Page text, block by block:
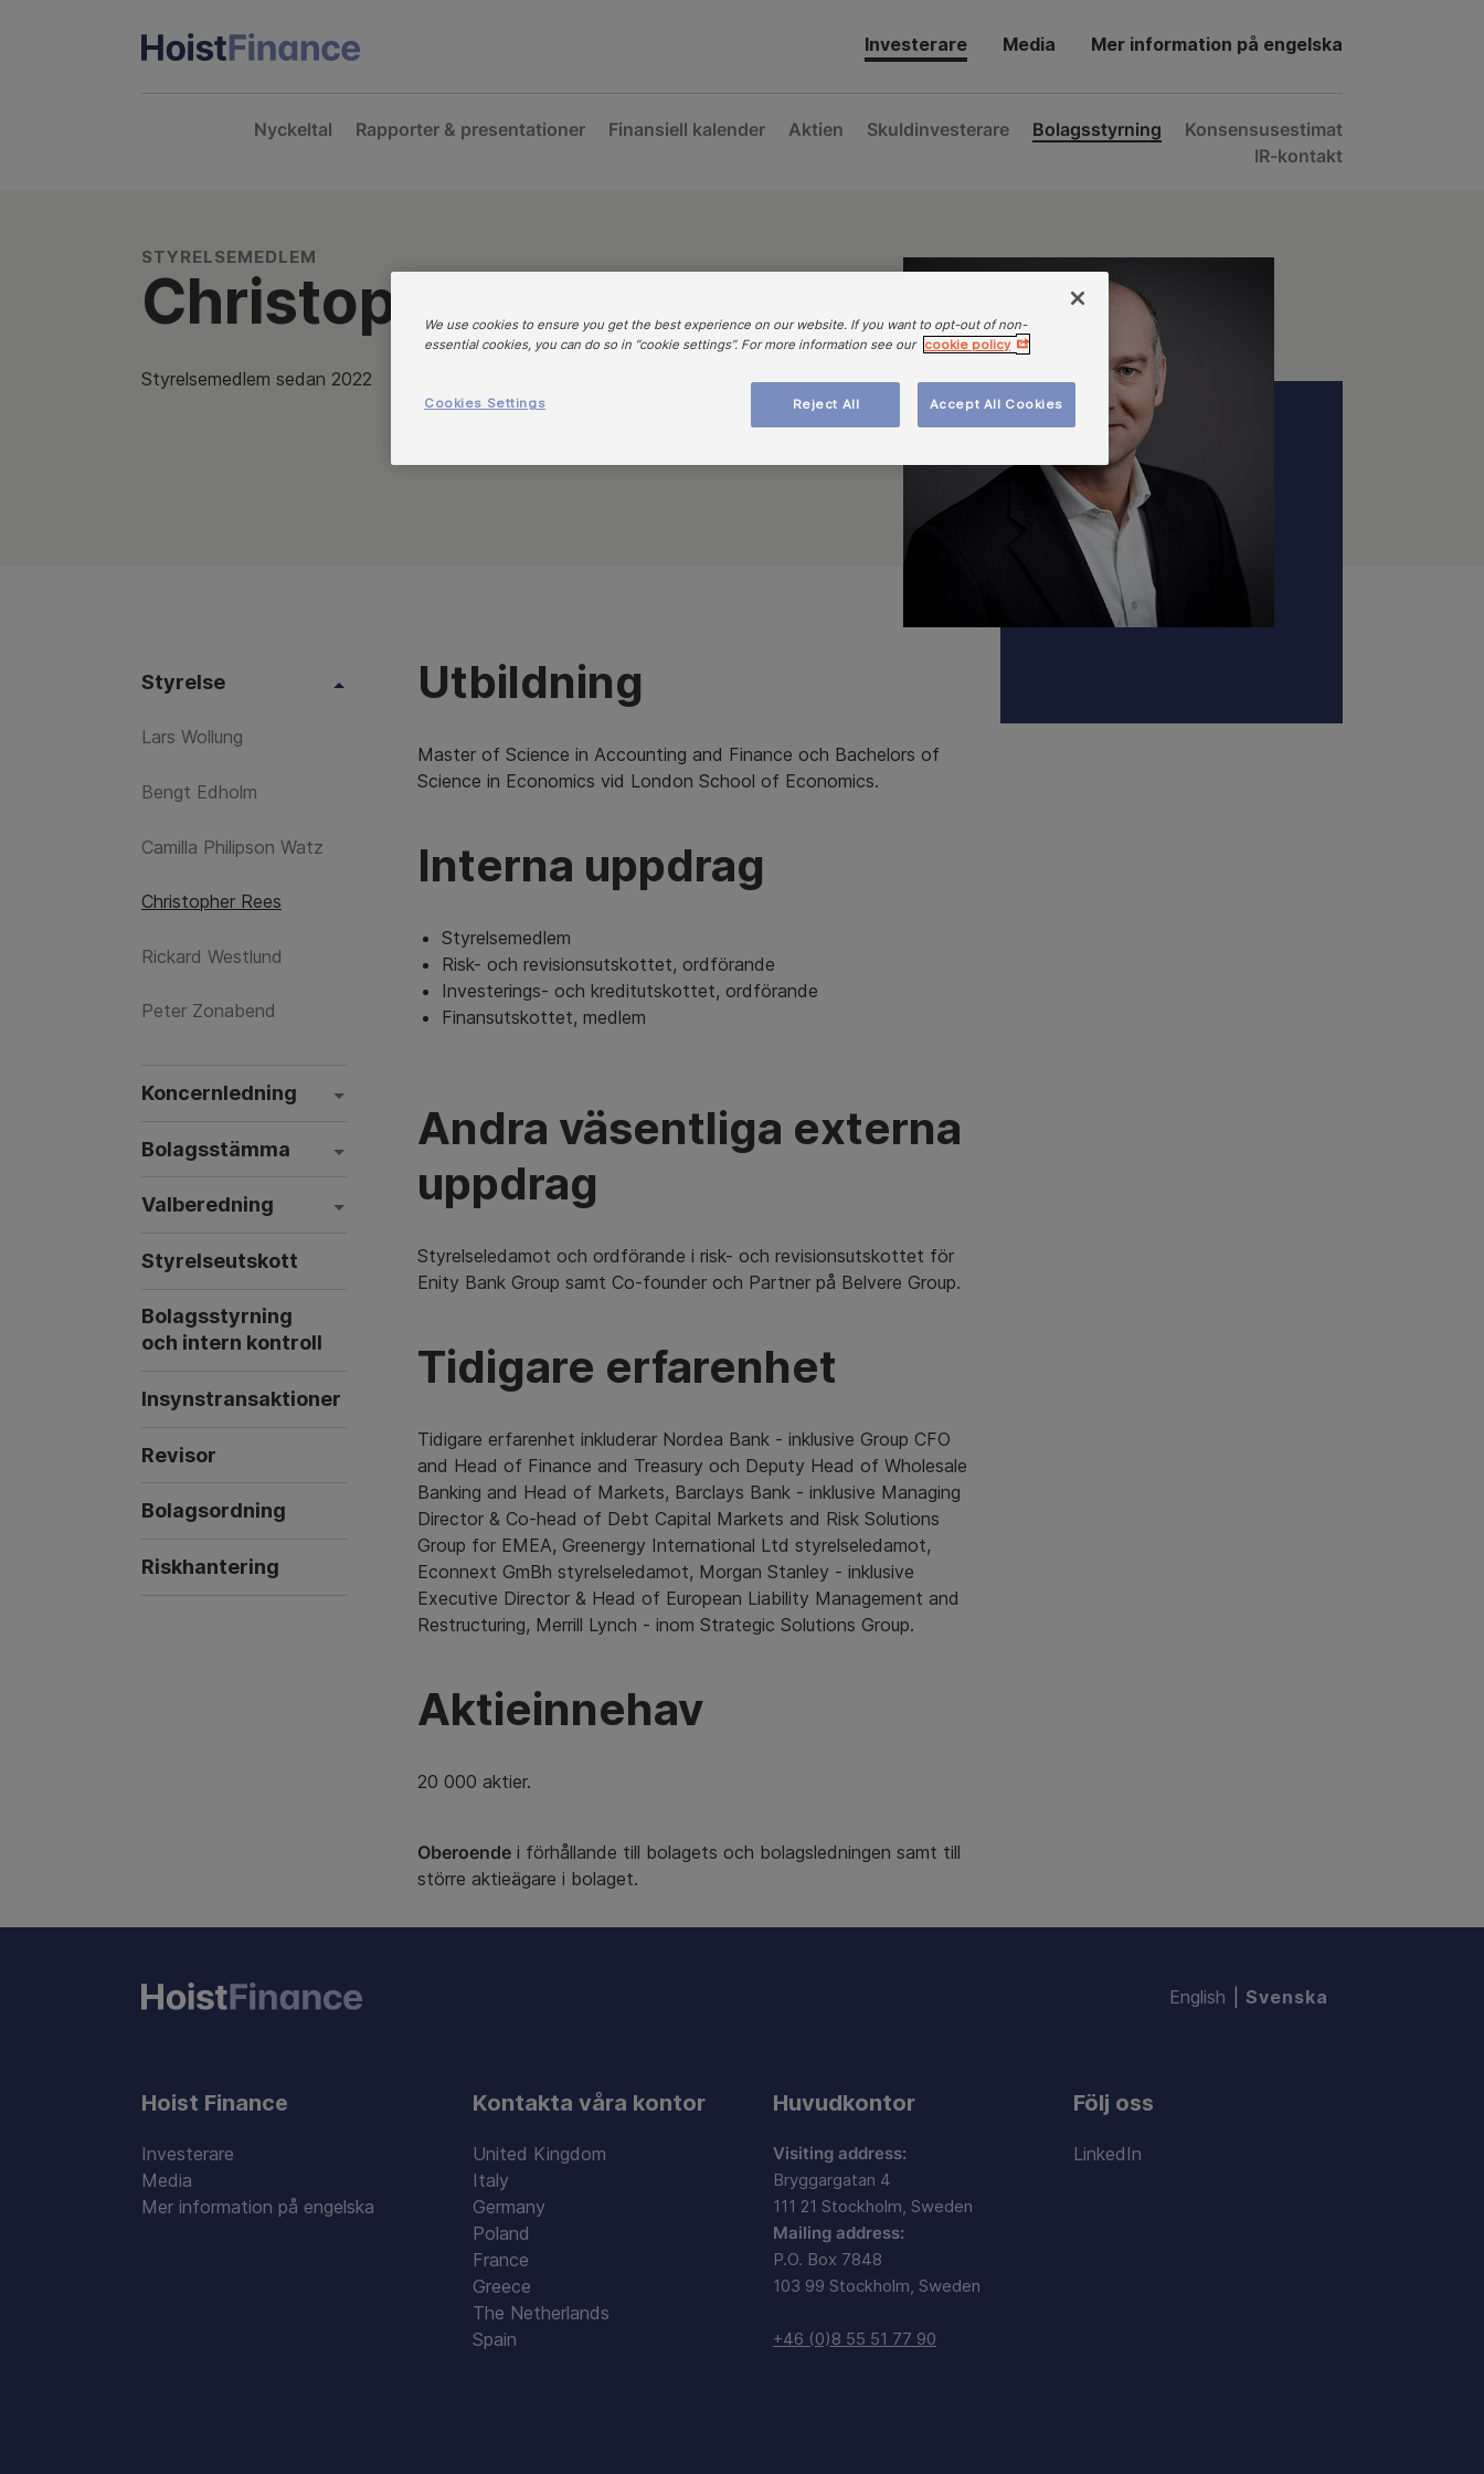
Investerare Media Mer information på engelska
Nyckeltal Rapporter & presentationer Finansiell kalender Aktien Skuldinvesterare Bolagsstyrning
Konsensusestimat
IR-kontakt
STYRELSEMEDLEM
Christopher Rees
Styrelsemedlem sedan 2022
Styrelse
Lars Wollung
Bengt Edholm
Camilla Philipson Watz
Christopher Rees
Rickard Westlund
Peter Zonabend
Koncernledning
Bolagsstämma
Valberedning
Styrelseutskott
Bolagsstyrning
och intern kontroll
Insynstransaktioner
Revisor
Bolagsordning
Riskhantering
Utbildning
Master of Science in Accounting and Finance och Bachelors of
Science in Economics vid London School of Economics.
Interna uppdrag
Styrelsemedlem
Risk- och revisionsutskottet, ordförande
Investerings- och kreditutskottet, ordförande
Finansutskottet, medlem
Andra väsentliga externa
uppdrag
Styrelseledamot och ordförande i risk- och revisionsutskottet för
Enity Bank Group samt Co-founder och Partner på Belvere Group.
Tidigare erfarenhet
Tidigare erfarenhet inkluderar Nordea Bank - inklusive Group CFO
and Head of Finance and Treasury och Deputy Head of Wholesale
Banking and Head of Markets, Barclays Bank - inklusive Managing
Director & Co-head of Debt Capital Markets and Risk Solutions
Group for EMEA, Greenergy International Ltd styrelseledamot,
Econnext GmBh styrelseledamot, Morgan Stanley - inklusive
Executive Director & Head of European Liability Management and
Restructuring, Merrill Lynch - inom Strategic Solutions Group.
Aktieinnehav
20 000 aktier.
Oberoendei förhållande till bolagets och bolagsledningen samt till
större aktieägare i bolaget.
English Svenska
Hoist Finance
Investerare
Media
Mer information på engelska
Kontakta våra kontor
United Kingdom
Italy
Germany
Poland
France
Greece
The Netherlands
Spain
Huvudkontor
Visiting address:
Bryggargatan 4
111 21 Stockholm, Sweden
Mailing address:
P.O. Box 7848
103 99 Stockholm, Sweden
+46 (0)8 55 51 77 90
Följ oss
LinkedIn
We use cookies to ensure you get the best experience on our website. If you want to opt-out of non-
essential cookies, you can do so in “cookie settings”. For more information see our cookie policy
Cookies Settings Reject All Accept All Cookies